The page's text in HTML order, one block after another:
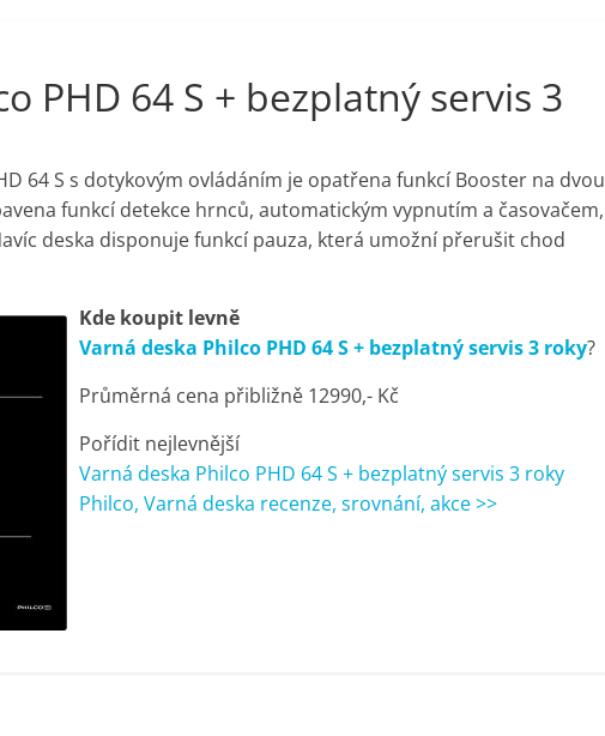
PHD 64 S + bezplatný servis 3
64 S s dotykovým ovládáním je opatřena funkcí Booster na dvou
funkcí detekce hrnců, automatickým vypnutím a časovačem,
deska disponuje funkcí pauza, která umožní přerušit chod
Kde koupit levně
Varná deska Philco PHD 64 S + bezplatný servis 3 roky?
Průměrná cena přibližně 12990,- Kč
Pořídit nejlevnější
Varná deska Philco PHD 64 S + bezplatný servis 3 roky
Philco, Varná deska recenze, srovnání, akce >>